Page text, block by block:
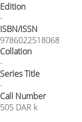
Edition
-
ISBN/ISSN
9786022518068
Collation
-
Series Title
-
Call Number
505 DAR k